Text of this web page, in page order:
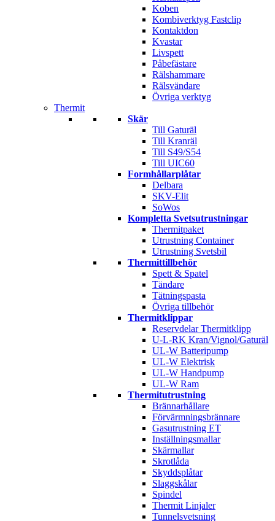
Koben
Kombiverktyg Fastclip
Kontaktdon
Kvastar
Livspett
Påbefästare
Rälshammare
Rälsvändare
Övriga verktyg
Thermit
Skär
Till Gaturäl
Till Kranräl
Till S49/S54
Till UIC60
Formhållarplåtar
Delbara
SKV-Elit
SoWos
Kompletta Svetsutrustningar
Thermitpaket
Utrustning Container
Utrustning Svetsbil
Thermittillbehör
Spett & Spatel
Tändare
Tätningspasta
Övriga tillbehör
Thermitklippar
Reservdelar Thermitklipp
U-L-RK Kran/Vignol/Gaturäl
UL-W Batteripump
UL-W Elektrisk
UL-W Handpump
UL-W Ram
Thermitutrustning
Brännarhållare
Förvärmningsbrännare
Gasutrustning ET
Inställningsmallar
Skärmallar
Skrotlåda
Skyddsplåtar
Slaggskålar
Spindel
Thermit Linjaler
Tunnelsvetsning